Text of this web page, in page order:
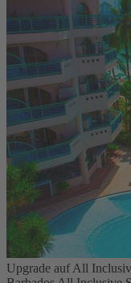
Upgrade auf All